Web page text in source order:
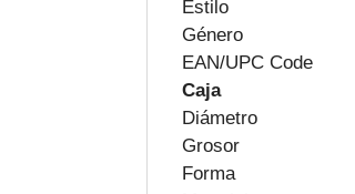
Estilo
Género
EAN/UPC Code
Caja
Diámetro
Grosor
Forma